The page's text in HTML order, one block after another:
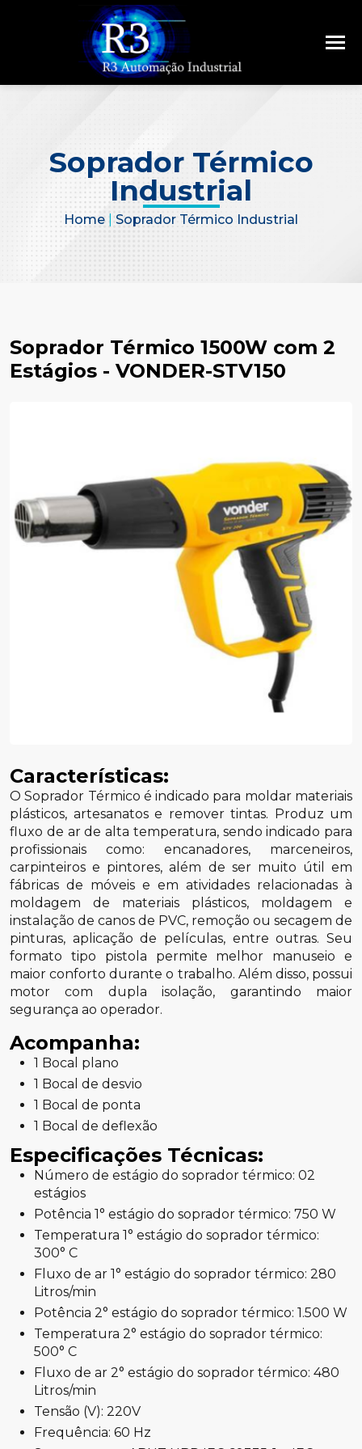
Soprador Térmico
Industrial
Home Soprador Térmico Industrial
Soprador Térmico 1500W com 2
Estágios - VONDER-STV150
Características:
O Soprador Térmico é indicado para moldar materiais
plásticos, artesanatos e remover tintas. Produz um
fluxo de ar de alta temperatura, sendo indicado para
profissionais como: encanadores, marceneiros,
carpinteiros e pintores, além de ser muito útil em
fábricas de móveis e em atividades relacionadas à
moldagem de materiais plásticos, moldagem e
instalação de canos de PVC, remoção ou secagem de
pinturas, aplicação de películas, entre outras. Seu
formato tipo pistola permite melhor manuseio e
maior conforto durante o trabalho. Além disso, possui
motor com dupla isolação, garantindo maior
segurança ao operador.
Acompanha:
1 Bocal plano
1 Bocal de desvio
1 Bocal de ponta
1 Bocal de deflexão
Especificações Técnicas:
Número de estágio do soprador térmico: 02
estágios
Potência 1° estágio do soprador térmico: 750 W
Temperatura 1° estágio do soprador térmico:
300° C
Fluxo de ar 1° estágio do soprador térmico: 280
Litros/min
Potência 2° estágio do soprador térmico: 1.500 W
Temperatura 2° estágio do soprador térmico:
500° C
Fluxo de ar 2° estágio do soprador térmico: 480
Litros/min
Tensão (V): 220V
Frequência: 60 Hz